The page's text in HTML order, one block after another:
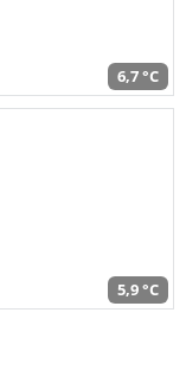
6,7 °C
5,9 °C